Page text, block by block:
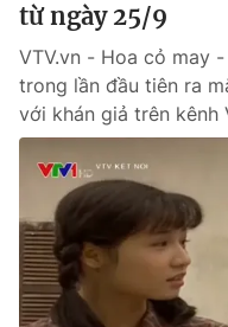
từ ngày 25/9
VTV.vn - Hoa cỏ may
trong lần đầu tiên ra
với khán giả trên kênh